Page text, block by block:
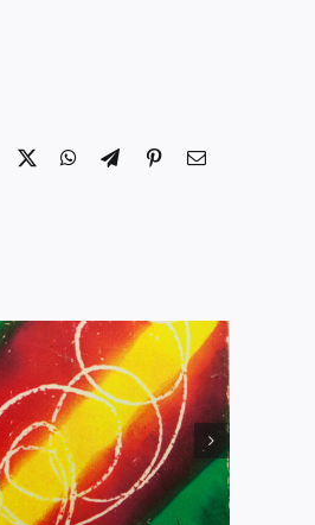
Facebook WhatsApp
TelegramPinterestEmail